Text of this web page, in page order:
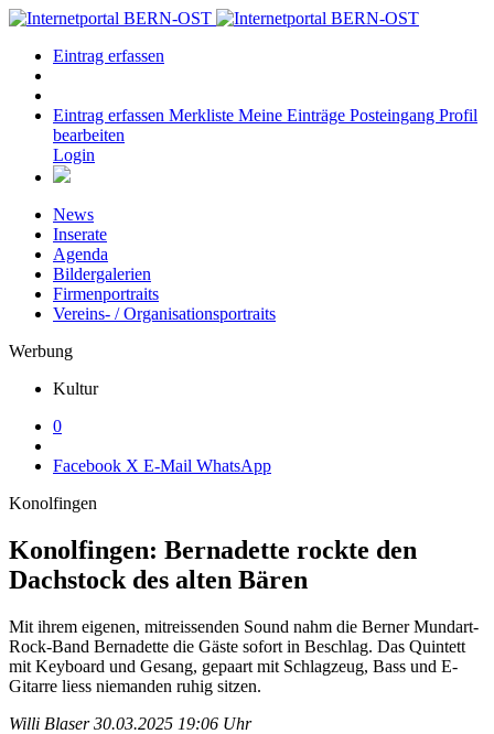
Eintrag erfassen
Eintrag erfassen Merkliste Meine Einträge Posteingang Profil
bearbeiten
Login
News
Inserate
Agenda
Bildergalerien
Firmenportraits
Vereins- / Organisationsportraits
Werbung
Kultur
0
Facebook X E-Mail WhatsApp
Konolfingen
Konolfingen: Bernadette rockte den
Dachstock des alten Bären
Mit ihrem eigenen, mitreissenden Sound nahm die Berner Mundart-
Rock-Band Bernadette die Gäste sofort in Beschlag. Das Quintett
mit Keyboard und Gesang, gepaart mit Schlagzeug, Bass und E-
Gitarre liess niemanden ruhig sitzen.
Willi Blaser 30.03.2025 19:06 Uhr